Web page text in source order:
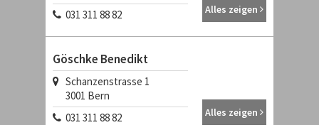
031 311 88 82
Alles zeigen
Göschke Benedikt
Schanzenstrasse 1
3001 Bern
031 311 88 82
Alles zeigen